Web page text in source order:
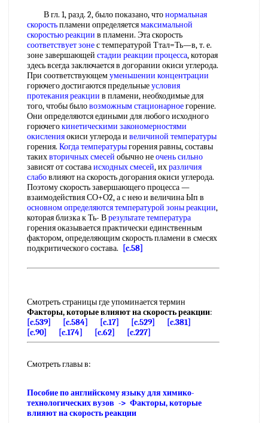
В гл. 1, разд. 2, было показано, чтонормальная
скоростьпламени определяетсямаксимальной
скоростью реакции в пламени. Эта скорость
соответствует зонес температурой Ттал=Ть—в, т. е.
зоне завершающей стадии реакции процесса, которая
здесь всегда заключается в догорании окиси углерода.
При соответствующемуменьшении концентрации
горючего достигаются предельныеусловия
протекания реакции в пламени, необходимые для
того, чтобы быловозможным стационарноегорение.
Они определяются едиными для любого исходного
горючегокинетическими закономерностями
окисленияокиси углерода и величиной температуры
горения. Когда температурыгорения равны, составы
такихвторичных смесей обычно неочень сильно
зависят от составаисходных смесей, ихразличия
слабовлияют на скорость догорания окиси углерода.
Поэтому скорость завершающего процесса —
взаимодействия СО+О2, а с нею и величина Ып в
основном определяютсятемпературой зоны реакции,
которая близка к Ть- Врезультате температура
горения оказывается практически единственным
фактором, определяющим скорость пламени в смесях
подкритического состава.
[c.58]
Смотреть страницы где упоминается термин
Факторы, которые влияют на скорость реакции:
[c.539]
[c.584] [c.17] [c.529]
[c.381]
[c.90]
[c.174] [c.62] [c.227]
Смотреть главы в:
Пособие по английскому языку для химико-
технологических вузов -> Факторы, которые
влияют на скорость реакции